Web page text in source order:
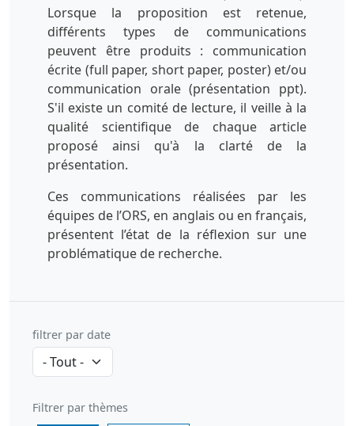
Lorsque la proposition est retenue,
différents types de communications
peuvent être produits : communication
écrite (full paper, short paper, poster) et/ou
communication orale (présentation ppt).
S'il existe un comité de lecture, il veille à la
qualité scientifique de chaque article
proposé ainsi qu'à la clarté de la
présentation.
Ces communications réalisées par les
équipes de l’ORS, en anglais ou en français,
présentent l’état de la réflexion sur une
problématique de recherche.
filtrer par date
Filtrer par thèmes